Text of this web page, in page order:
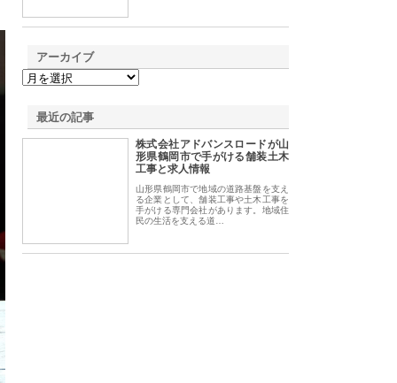
アーカイブ
最近の記事
株式会社アドバンスロードが山
形県鶴岡市で手がける舗装土木
工事と求人情報
山形県鶴岡市で地域の道路基盤を支え
る企業として、舗装工事や土木工事を
手がける専門会社があります。地域住
民の生活を支える道…